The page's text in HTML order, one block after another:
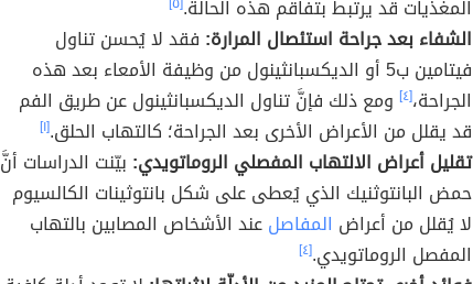
المغذيات قد يرتبط بتفاقم هذه الحالة.
الشفاء بعد جراحة استئصال المرارة: فقد لا يُحسن تناول
فيتامين ب5 أو الديكسبانثينول من وظيفة الأمعاء بعد هذه
الجراحة،[٤]
ومع ذلك فإنَّ تناول الديكسبانثينول عن طريق الفم
قد يقلل من الأعراض الأخرى بعد الجراحة؛ كالتهاب الحلق.[١]
تقليل أعراض الالتهاب المفصلي الروماتويدي: بيّنت الدراسات أنَّ
حمض البانتوثنيك الذي يُعطى على شكل بانتوثينات الكالسيوم
لا يُقلل من أعراض المفاصلعند الأشخاص المصابين بالتهاب
المفصل الروماتويدي.[٤]